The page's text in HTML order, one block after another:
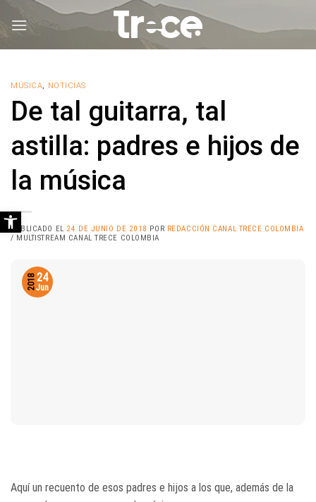
MÚSICA, NOTICIAS
De tal guitarra, tal
astilla: padres e hijos de
la música
PUBLICADO EL 24 DE JUNIO DE 2018 POR REDACCIÓN CANAL TRECE COLOMBIA
/ MULTISTREAM CANAL TRECE COLOMBIA
24
Jun
2018
Aquí un recuento de esos padres e hijos a los que, además de la
Abrir barra de herramientas